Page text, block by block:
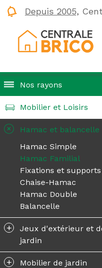
Depuis 2005,
Nos rayons
Mobilier et Loisirs
+
Hamac et balancelle
Hamac Simple
Hamac Familial
Fixations et supports
Chaise-Hamac
Hamac Double
Balancelle
+
Jeux d'extérieur et
jardin
+ Mobilier de jardin